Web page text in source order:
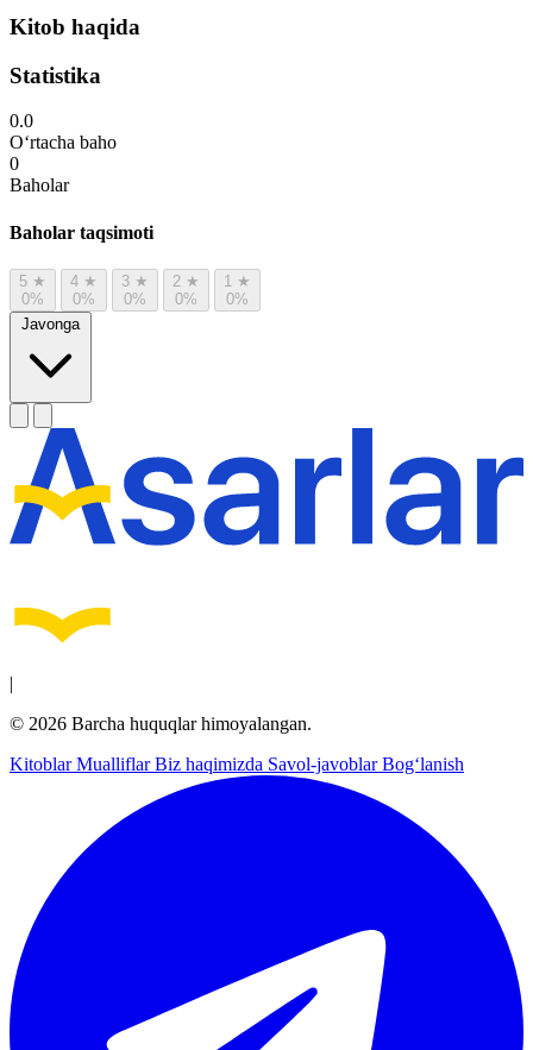
Kitob haqida
Statistika
0.0
O‘rtacha baho
0
Baholar
Baholar taqsimoti
5 ★
0%
4 ★
0%
3 ★
0%
2 ★
0%
1 ★
0%
Javonga
|
© 2026 Barcha huquqlar himoyalangan.
KitoblarMualliflarBiz haqimizda Savol-javoblarBog‘lanish